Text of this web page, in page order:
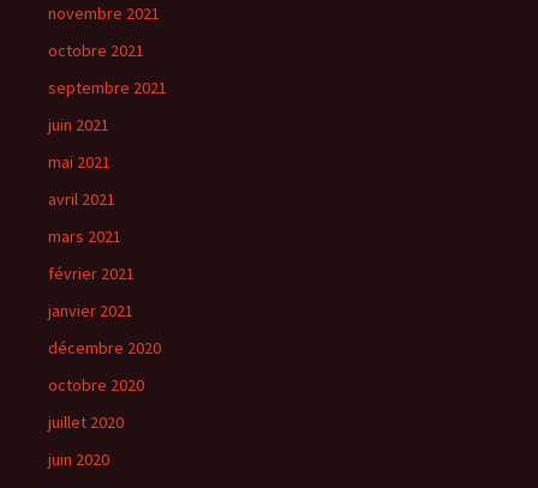
novembre 2021
octobre 2021
septembre 2021
juin 2021
mai 2021
avril 2021
mars 2021
février 2021
janvier 2021
décembre 2020
octobre 2020
juillet 2020
juin 2020